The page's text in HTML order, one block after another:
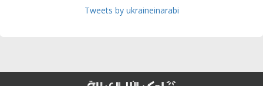
Tweets by ukraineinarabi